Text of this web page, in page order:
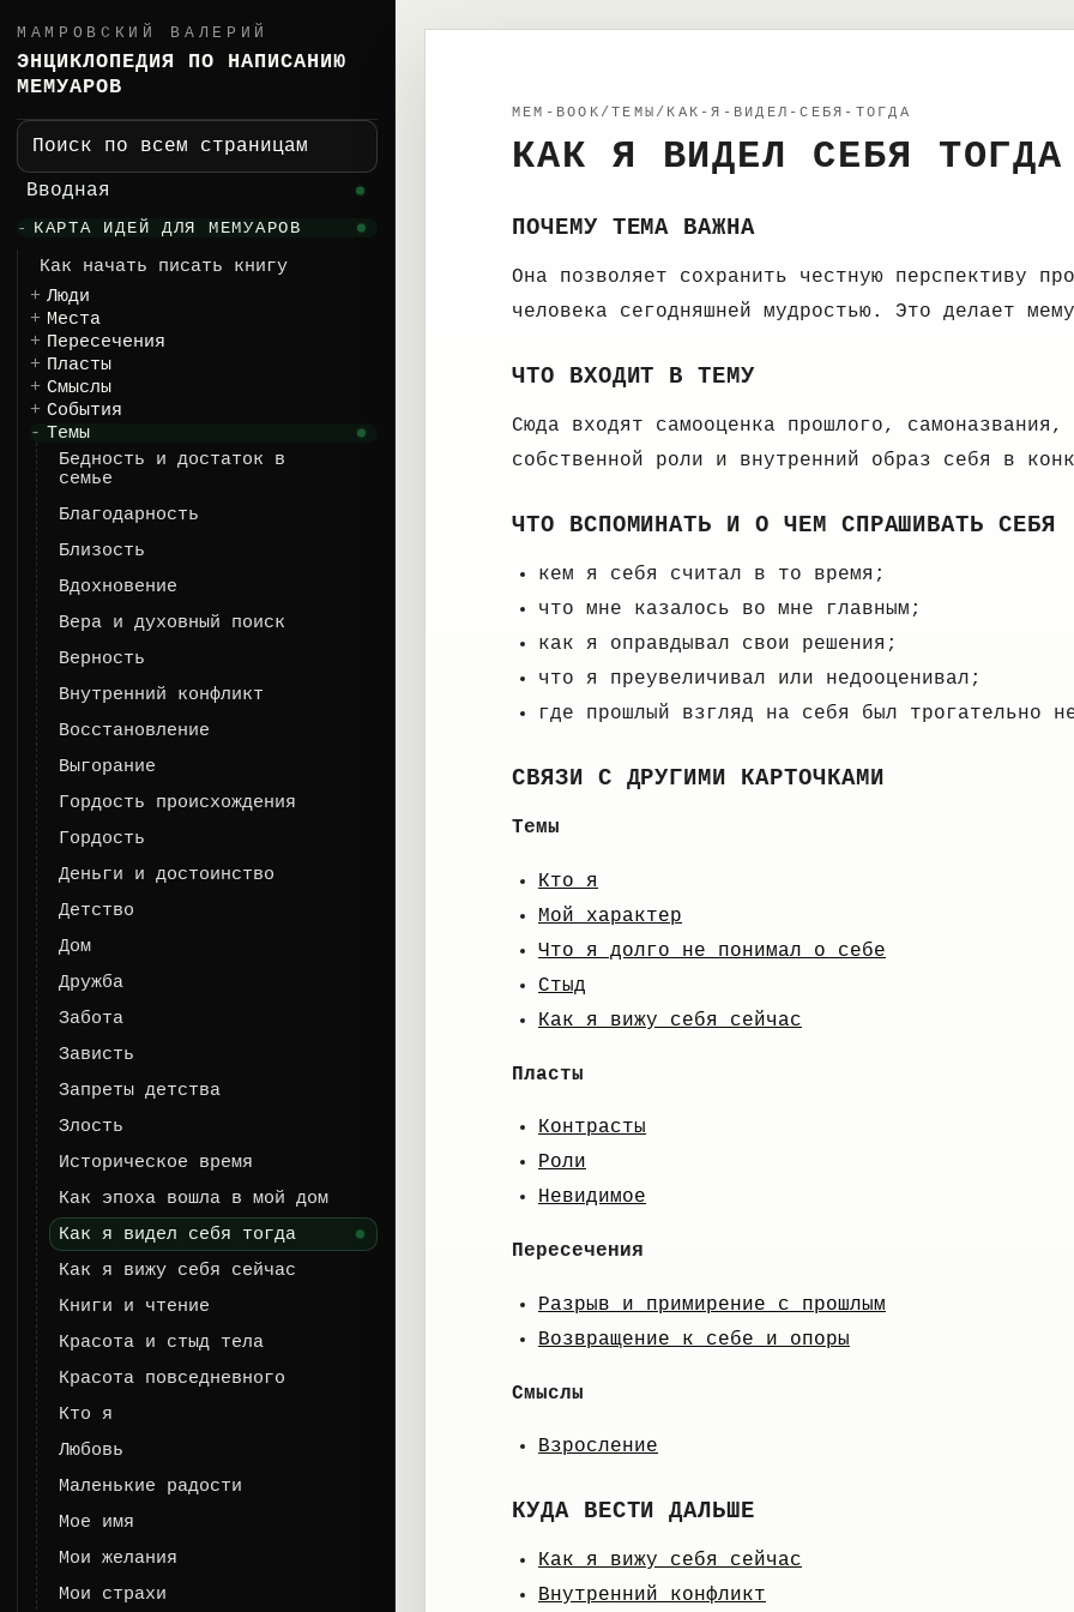
МАМРОВСКИЙ ВАЛЕРИЙ
ЭНЦИКЛОПЕДИЯ ПО НАПИСАНИЮ
МЕМУАРОВ
Поиск по всем страницам
Вводная
КАРТА ИДЕЙ ДЛЯ МЕМУАРОВ
Как начать писать книгу
Люди
Места
Пересечения
Пласты
Смыслы
События
Темы
Бедность и достаток в
семье
Благодарность
Близость
Вдохновение
Вера и духовный поиск
Верность
Внутренний конфликт
Восстановление
Выгорание
Гордость происхождения
Гордость
Деньги и достоинство
Детство
Дом
Дружба
Забота
Зависть
Запреты детства
Злость
Историческое время
Как эпоха вошла в мой дом
Как я видел себя тогда
Как я вижу себя сейчас
Книги и чтение
Красота и стыд тела
Красота повседневного
Кто я
Любовь
Маленькие радости
Мое имя
Мои желания
Мои страхи
MEM-BOOK/ТЕМЫ/КАК-Я-ВИДЕЛ-СЕБЯ-ТОГДА
КАК Я ВИДЕЛ СЕБЯ ТОГДА
ПОЧЕМУ ТЕМА ВАЖНА
Она позволяет сохранить честную перспективу
человека сегодняшней мудростью. Это делает
ЧТО ВХОДИТ В ТЕМУ
Сюда входят самооценка прошлого,
собственной роли и внутренний образ себя в
ЧТО ВСПОМИНАТЬ И О ЧЕМ СПРАШИВАТЬ СЕБЯ
кем я себя считал в то время;
что мне казалось во мне главным;
как я оправдывал свои решения;
что я преувеличивал или недооценивал;
где прошлый взгляд на себя был трогательно
СВЯЗИ С ДРУГИМИ КАРТОЧКАМИ
Темы
Кто я
Мой характер
Что я долго не понимал о себе
Стыд
Как я вижу себя сейчас
Пласты
Контрасты
Роли
Невидимое
Пересечения
Разрыв и примирение с прошлым
Возвращение к себе и опоры
Смыслы
Взросление
КУДА ВЕСТИ ДАЛЬШЕ
Как я вижу себя сейчас
Внутренний конфликт